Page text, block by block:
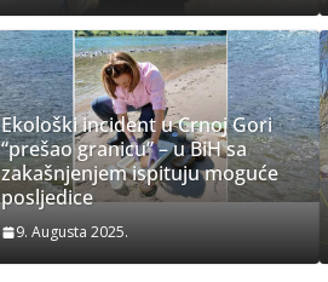
Ekološki incident u Crnoj Gori
“prešao granicu” – u BiH sa
zakašnjenjem ispituju moguće
posljedice
9. Augusta 2025.